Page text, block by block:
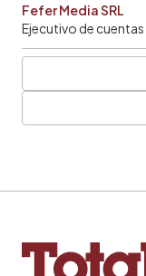
Fefer Media SRL
Ejecutivo de cuentas